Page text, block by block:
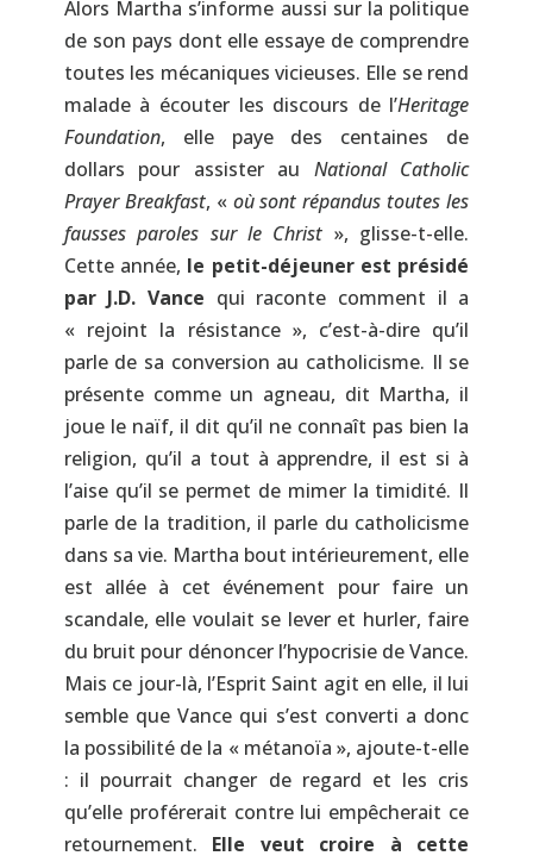
Alors Martha s’informe aussi sur la politique
de son pays dont elle essaye de comprendre
toutes les mécaniques vicieuses. Elle se rend
malade à écouter les discours de l’Heritage
Foundation, elle paye des centaines de
dollars pour assister au National Catholic
Prayer Breakfast, « où sont répandus toutes les
fausses paroles sur le Christ », glisse-t-elle.
Cette année, le petit-déjeuner est présidé
par J.D. Vance qui raconte comment il a
« rejoint la résistance », c’est-à-dire qu’il
parle de sa conversion au catholicisme. Il se
présente comme un agneau, dit Martha, il
joue le naïf, il dit qu’il ne connaît pas bien la
religion, qu’il a tout à apprendre, il est si à
l’aise qu’il se permet de mimer la timidité. Il
parle de la tradition, il parle du catholicisme
dans sa vie. Martha bout intérieurement, elle
est allée à cet événement pour faire un
scandale, elle voulait se lever et hurler, faire
du bruit pour dénoncer l’hypocrisie de Vance.
Mais ce jour-là, l’Esprit Saint agit en elle, il lui
semble que Vance qui s’est converti a donc
la possibilité de la « métanoïa », ajoute-t-elle
: il pourrait changer de regard et les cris
qu’elle proférerait contre lui empêcherait ce
retournement. Elle veut croire à cette